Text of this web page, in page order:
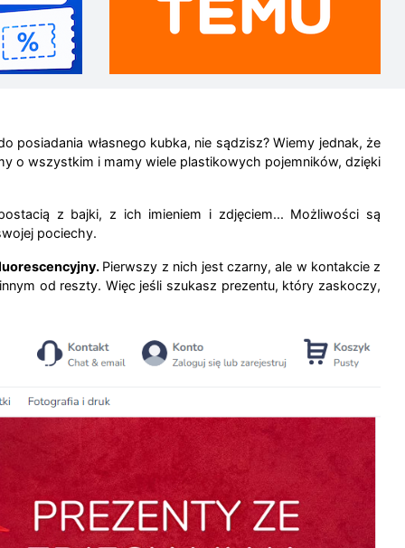
posiadania własnego kubka, nie sądzisz? Wiemy jednak, że
o wszystkim i mamy wiele plastikowych pojemników, dzięki
z bajki, z ich imieniem i zdjęciem... Możliwości są
pociechy.
Pierwszy z nich jest czarny, ale w kontakcie z
od reszty. Więc jeśli szukasz prezentu, który zaskoczy,